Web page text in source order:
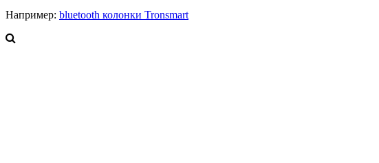
Например: bluetooth колонки Tronsmart